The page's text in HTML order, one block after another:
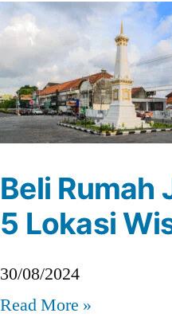
Beli Rumah
5 Lokasi
30/08/2024
Read More »